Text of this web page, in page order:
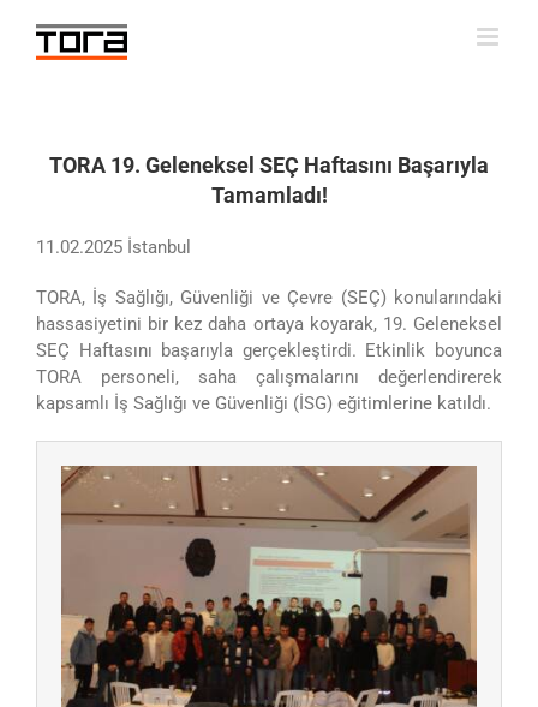
content
TORA 19. Geleneksel SEÇ Haftasını Başarıyla
Tamamladı!
11.02.2025 İstanbul
TORA, İş Sağlığı, Güvenliği ve Çevre (SEÇ) konularındaki
hassasiyetini bir kez daha ortaya koyarak, 19. Geleneksel
SEÇ Haftasını başarıyla gerçekleştirdi. Etkinlik boyunca
TORA personeli, saha çalışmalarını değerlendirerek
kapsamlı İş Sağlığı ve Güvenliği (İSG) eğitimlerine katıldı.